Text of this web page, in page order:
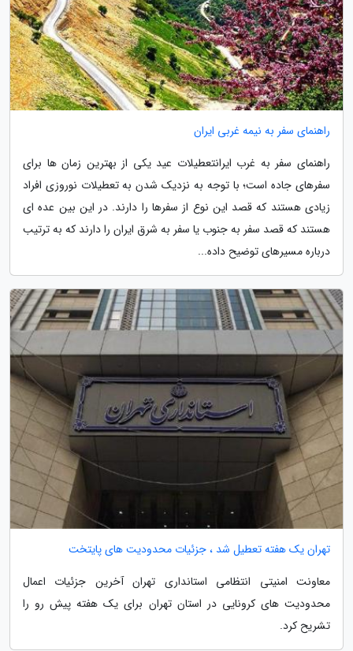
راهنمای سفر به نیمه غربی ایران
راهنمای سفر به غرب ایرانتعطیلات عید یکی از بهترین زمان ها برای
سفرهای جاده است؛ با توجه به نزدیک شدن به تعطیلات نوروزی افراد
زیادی هستند که قصد این نوع از سفرها را دارند. در این بین عده ای
هستند که قصد سفر به جنوب یا سفر به شرق ایران را دارند که به ترتیب
درباره مسیرهای توضیح داده...
تهران یک هفته تعطیل شد ، جزئیات محدودیت های پایتخت
معاونت امنیتی انتظامی استانداری تهران آخرین جزئیات اعمال
محدودیت های کرونایی در استان تهران برای یک هفته پیش رو را
تشریح کرد.